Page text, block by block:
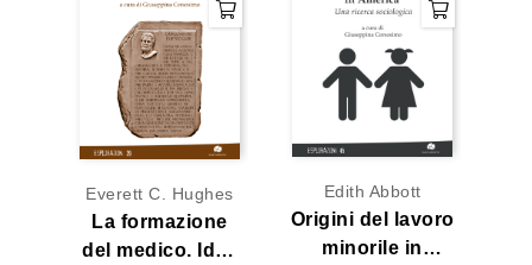
Everett C. Hughes
La formazione
del medico. Idee
Edith Abbott
Origini del lavoro
minorile in